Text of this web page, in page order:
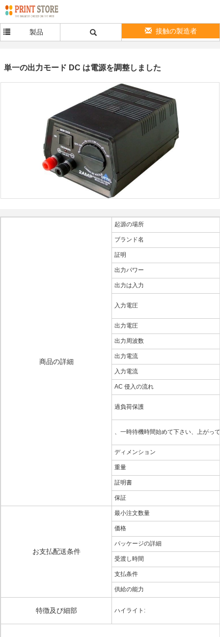
製品 接触の製造者
単一の出力モード DC は電源を調整しました
商品の詳細
起源の場所
ブランド名
証明
出力パワー
出力は入力
入力電圧
出力電圧
出力周波数
出力電流
入力電流
AC 侵入の流れ
過負荷保護
、一時待機時間始めて下さい、上がっ
ディメンション
重量
証明書
保証
お支払配送条件
最小注文数量
価格
パッケージの詳細
受渡し時間
支払条件
供給の能力
特徴及び細部 ハイライト: